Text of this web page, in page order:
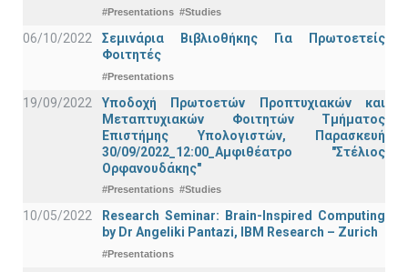
#Presentations #Studies
06/10/2022
Σεμινάρια Βιβλιοθήκης Για Πρωτοετείς
Φοιτητές
#Presentations
19/09/2022
Υποδοχή Πρωτοετών Προπτυχιακών και
Μεταπτυχιακών Φοιτητών Τμήματος
Επιστήμης Υπολογιστών, Παρασκευή
30/09/2022_12:00_Αμφιθέατρο "Στέλιος
Ορφανουδάκης"
#Presentations #Studies
10/05/2022
Research Seminar: Brain-Inspired Computing
by Dr Angeliki Pantazi, IBM Research – Zurich
#Presentations